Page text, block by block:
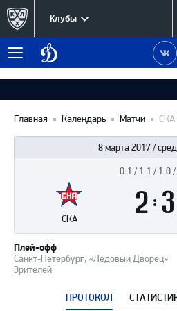
Клубы
Меню
Динамо
Москва
Наша
Главная Календарь Матчи
8 марта 2017 /
Санкт-Петербург, «Ледовый Дворец»
Зрителей
Плей-офф
матча
0:1 / 1:1 / 1:0 /
СКА
ПРОТОКОЛ